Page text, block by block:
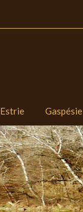
Estrie Gaspésie